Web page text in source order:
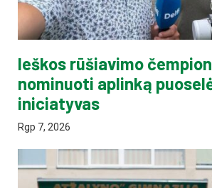
Ieškos rūšiavimo
nominuoti aplinką
iniciatyvas
Rgp 7, 2026